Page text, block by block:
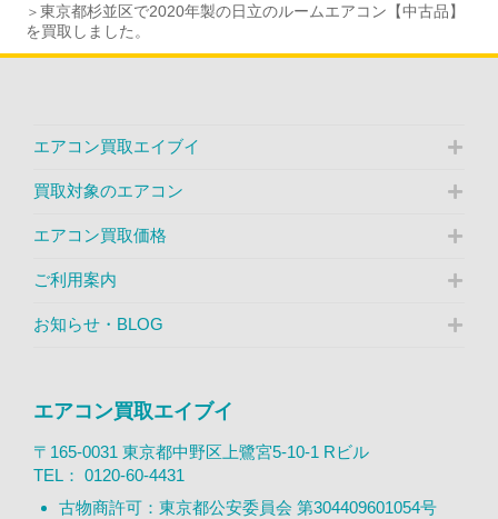
東京都杉並区で2020年製の日立のルームエアコン【中古品】
を買取しました。
エアコン買取エイブイ
買取対象のエアコン
エアコン買取価格
ご利用案内
お知らせ・BLOG
エアコン買取エイブイ
〒165-0031 東京都中野区上鷺宮5-10-1 Rビル
TEL： 0120-60-4431
古物商許可：東京都公安委員会 第304409601054号